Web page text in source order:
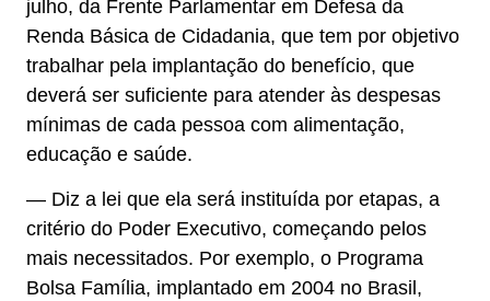
julho, da Frente Parlamentar em Defesa da
Renda Básica de Cidadania, que tem por objetivo
trabalhar pela implantação do benefício, que
deverá ser suficiente para atender às despesas
mínimas de cada pessoa com alimentação,
educação e saúde.
— Diz a lei que ela será instituída por etapas, a
critério do Poder Executivo, começando pelos
mais necessitados. Por exemplo, o Programa
Bolsa Família, implantado em 2004 no Brasil,